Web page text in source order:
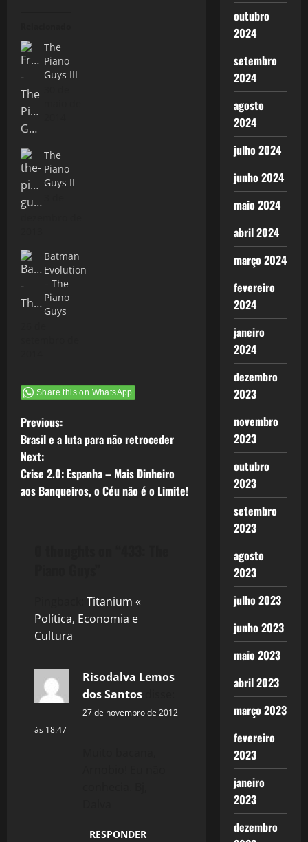
The
Piano
Guys III
The
Piano
Guys II
Batman
Evolution
– The
Piano
Guys
Share this on WhatsApp
P
o
s
Previous:
Brasil e a luta para não retroceder
Next:
Crise 2.0: Espanha – Mais Dinheiro
aos Banqueiros, o Céu não é o Limite!
Titanium «
Política, Economia e
Cultura
Risodalva Lemos
dos Santos
27 de novembro de 2012
às 18:47
RESPONDER
outubro
2024
setembro
2024
agosto
2024
julho 2024
junho 2024
maio 2024
abril 2024
março 2024
fevereiro
2024
janeiro
2024
dezembro
2023
novembro
2023
outubro
2023
setembro
2023
agosto
2023
julho 2023
junho 2023
maio 2023
abril 2023
março 2023
fevereiro
2023
janeiro
2023
dezembro